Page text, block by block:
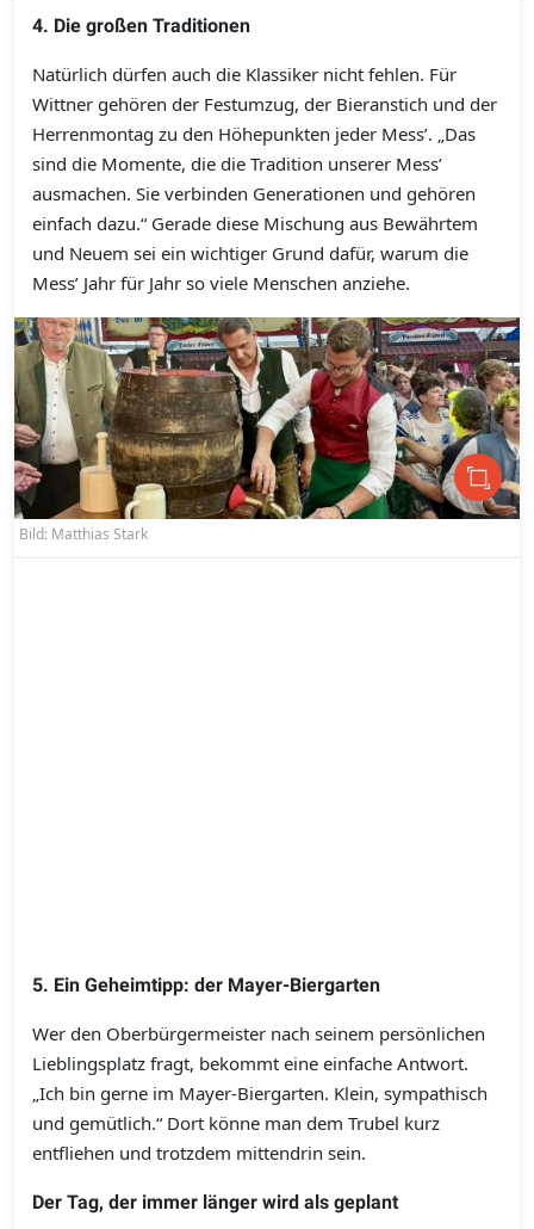
4. Die großen Traditionen
Natürlich dürfen auch die Klassiker nicht fehlen. Für
Wittner gehören der Festumzug, der Bieranstich und der
Herrenmontag zu den Höhepunkten jeder Mess’. „Das
sind die Momente, die die Tradition unserer Mess’
ausmachen. Sie verbinden Generationen und gehören
einfach dazu.“ Gerade diese Mischung aus Bewährtem
und Neuem sei ein wichtiger Grund dafür, warum die
Mess’ Jahr für Jahr so viele Menschen anziehe.
Bild: Matthias Stark
5. Ein Geheimtipp: der Mayer-Biergarten
Wer den Oberbürgermeister nach seinem persönlichen
Lieblingsplatz fragt, bekommt eine einfache Antwort.
„Ich bin gerne im Mayer-Biergarten. Klein, sympathisch
und gemütlich.“ Dort könne man dem Trubel kurz
entfliehen und trotzdem mittendrin sein.
Der Tag, der immer länger wird als geplant